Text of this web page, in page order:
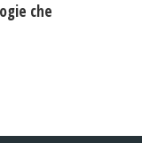
che